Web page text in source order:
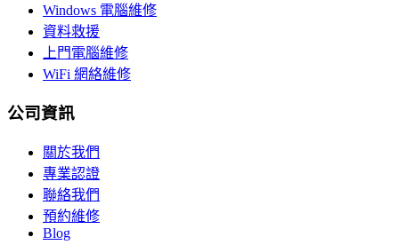
Windows 電腦維修
資料救援
上門電腦維修
WiFi 網絡維修
公司資訊
關於我們
專業認證
聯絡我們
預約維修
Blog